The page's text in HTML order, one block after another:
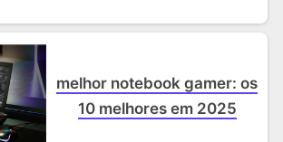
melhor notebook gamer: os
10 melhores em 2025